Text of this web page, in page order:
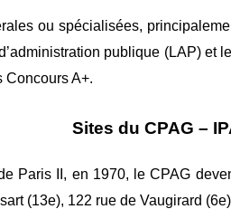
ou spécialisées,
publique (LAP)
Concours A+.
Sites du CPAG –
Paris II, en 1970, le CPAG
(13e), 122 rue de Vaugirard